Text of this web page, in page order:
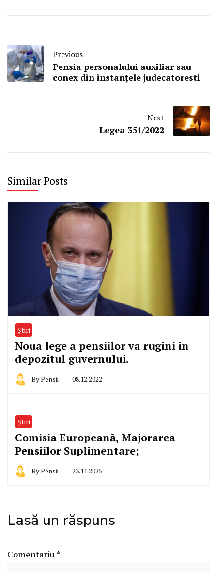
Previous
Pensia personalului auxiliar sau
conex din instanțele judecatoresti
Next
Legea 351/2022
Similar Posts
Știri
Noua lege a pensiilor va rugini in
depozitul guvernului.
ByPensii 08.12.2022
Știri
Comisia Europeană, Majorarea
Pensiilor Suplimentare;
ByPensii 23.11.2025
Lasă un răspuns
Comentariu *